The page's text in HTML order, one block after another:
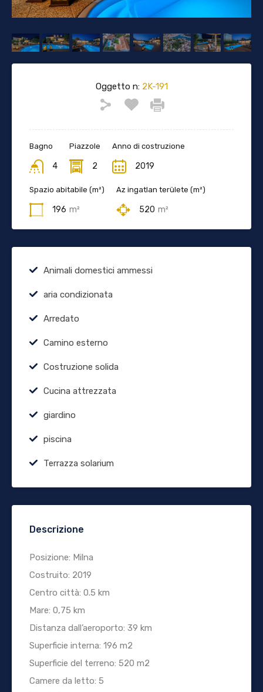
Oggetto n:2K-191
Bagno
4
Piazzole
2
Anno di costruzione
2019
Spazio abitabile (m²)
196 m²
Az ingatlan területe (m²)
520 m²
Animali domestici ammessi
aria condizionata
Arredato
Camino esterno
Costruzione solida
Cucina attrezzata
giardino
piscina
Terrazza solarium
Descrizione
Posizione: Milna
Costruito: 2019
Centro città: 0.5 km
Mare: 0,75 km
Distanza dall’aeroporto: 39 km
Superficie interna: 196 m2
Superficie del terreno: 520 m2
Camere da letto: 5